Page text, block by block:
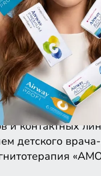
и контактных
детского